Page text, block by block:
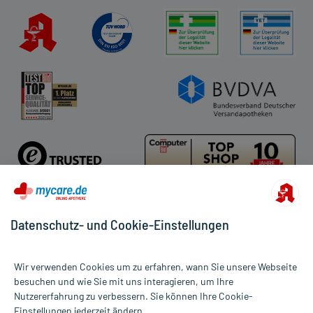
abgegeben.
Alle Preise gelten inkl. MwSt., ggf. zzgl. Versandkosten
Datenschutz- und Cookie-Einstellungen
Wir verwenden Cookies um zu erfahren, wann Sie unsere Webseite
besuchen und wie Sie mit uns interagieren, um Ihre
Nutzererfahrung zu verbessern. Sie können Ihre Cookie-
Einstellungen jederzeit ändern.